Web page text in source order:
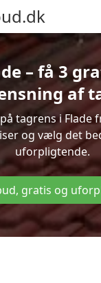
– få 3
af
tagrens i Flade
og vælg det
uforpligtende.
gratis og